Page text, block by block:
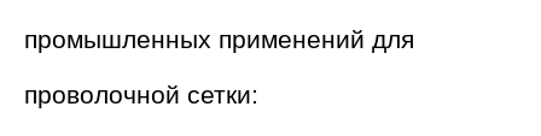
промышленных применений для
проволочной сетки: